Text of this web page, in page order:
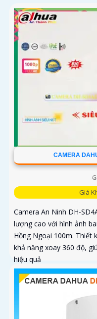
CAMERA
Giá
Camera An Ninh DH-
lượng cao với hình ảnh
Hồng Ngoại 100m. Thiết
khả năng xoay 360 độ,
hiệu quả